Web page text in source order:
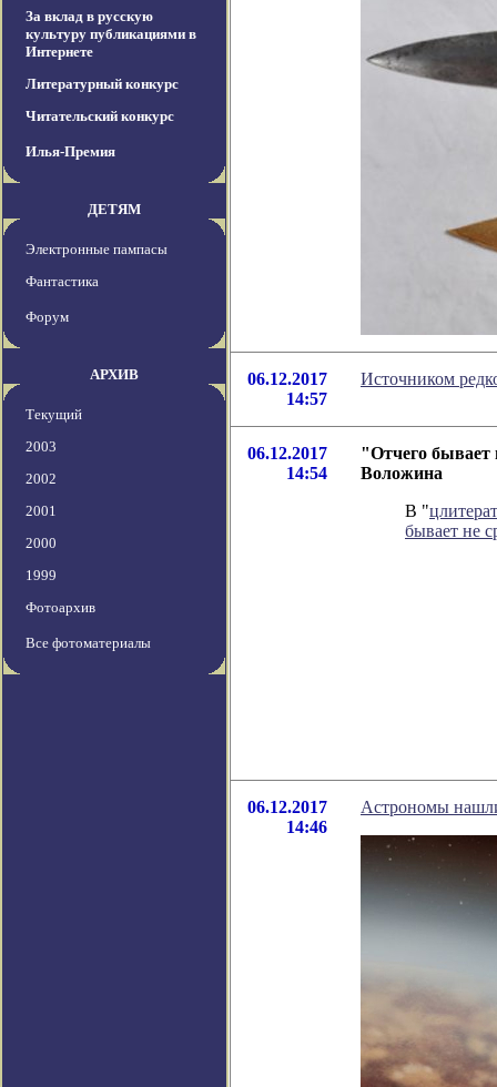
За вклад в русскую
культуру публикациями в
Интернете
Литературный конкурс
Читательский конкурс
Илья-Премия
ДЕТЯМ
Электронные пампасы
Фантастика
Форум
АРХИВ
Текущий
2003
2002
2001
2000
1999
Фотоархив
Все фотоматериалы
06.12.2017
14:57
Источником
06.12.2017
14:54
"Отчего бывает
Воложина
В "
бывает не
06.12.2017
14:46
Астрономы